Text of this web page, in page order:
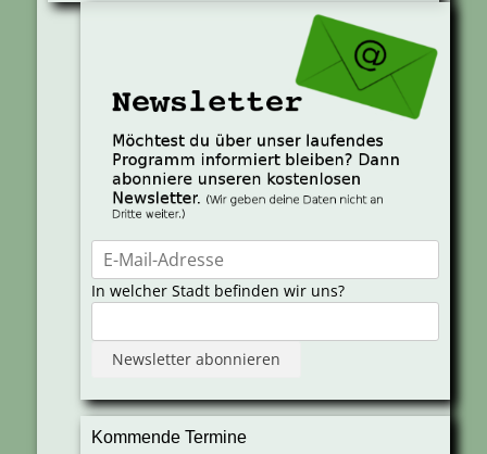
In welcher Stadt befinden wir uns?
Kommende Termine